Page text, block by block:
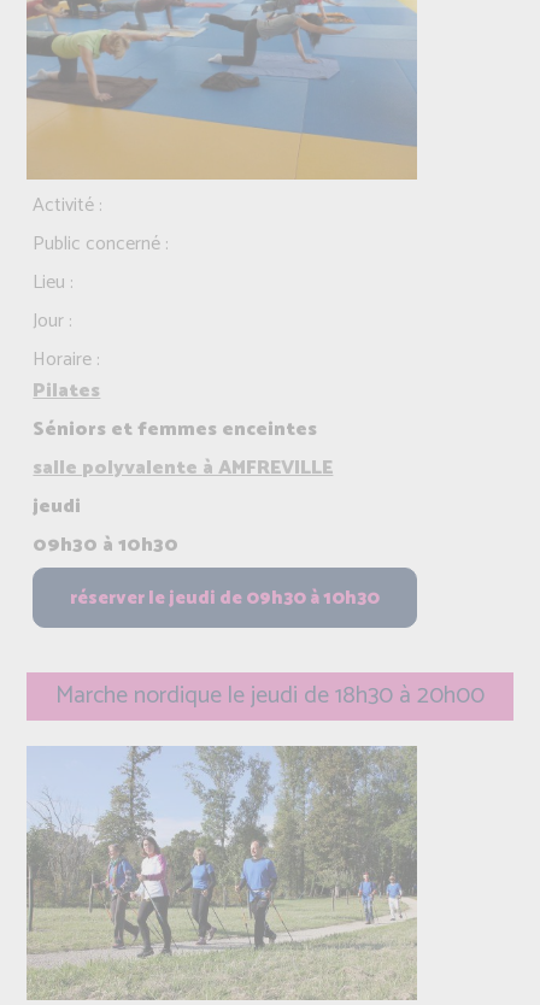
Activité :
Public concerné :
Lieu :
Jour :
Horaire :
Pilates
Séniors et femmes enceintes
salle polyvalente à AMFREVILLE
jeudi
09h30 à 10h30
Marche nordique le jeudi de 18h30 à 20h00